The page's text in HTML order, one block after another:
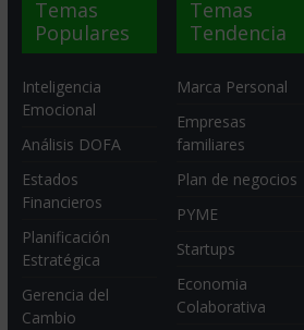
Temas
Populares
Inteligencia
Emocional
Análisis DOFA
Estados
Financieros
Planificación
Estratégica
Gerencia del
Cambio
Temas
Tendencia
Marca Personal
Empresas
familiares
Plan de negocios
PYME
Startups
Economia
Colaborativa